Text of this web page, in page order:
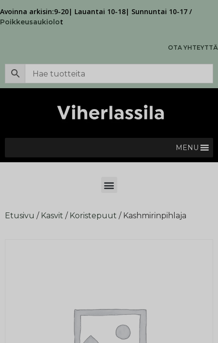
Avoinna arkisin:9-20| Lauantai 10-18| Sunnuntai 10-17 /
Poikkeusaukiolot
OTA YHTEYTTÄ
MENU
Etusivu / Kasvit / Koristepuut / Kashmirinpihlaja